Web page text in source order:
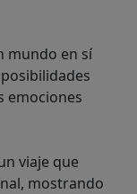
mundo en sí
emociones
viaje que
mostrando